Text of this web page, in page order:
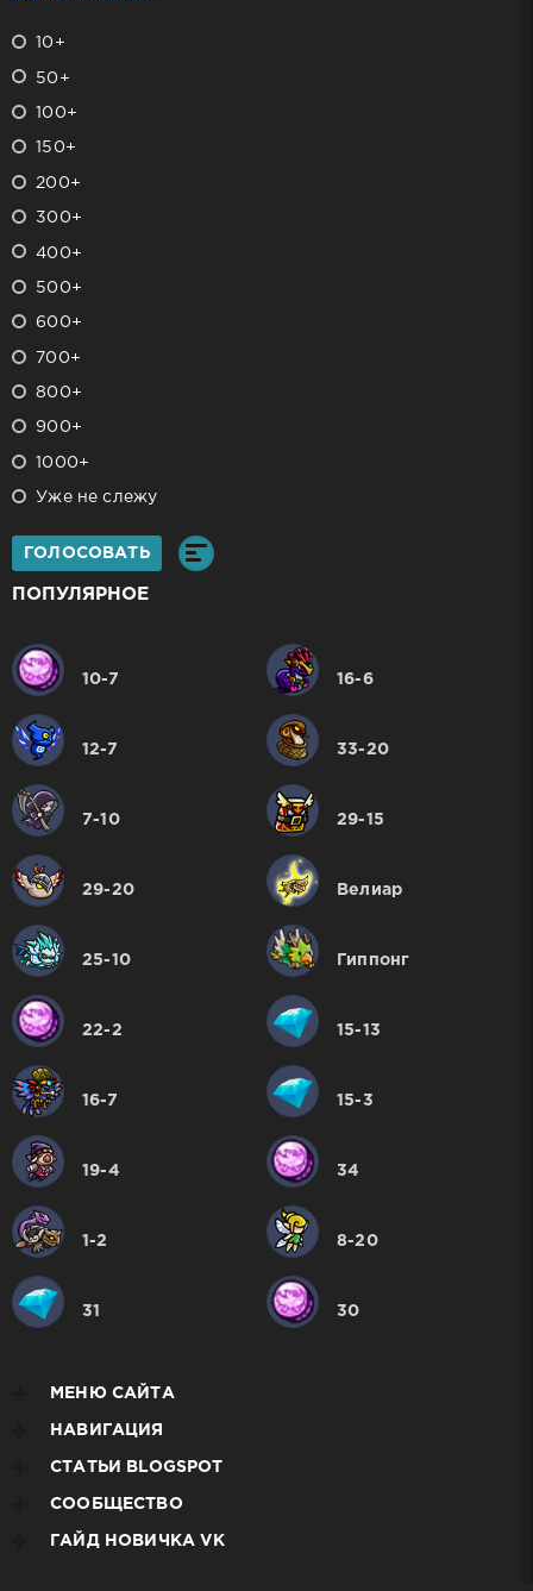
10+
50+
100+
150+
200+
300+
400+
500+
600+
700+
800+
900+
1000+
Уже не слежу
ГОЛОСОВАТЬ
ПОПУЛЯРНОЕ
10-7 16-6
12-7 33-20
7-10 29-15
29-20 Велиар
25-10 Гиппонг
22-2 15-13
16-7 15-3
19-4 34
1-2 8-20
31 30
МЕНЮ САЙТА
НАВИГАЦИЯ
СТАТЬИ BLOGSPOT
СООБЩЕСТВО
ГАЙД НОВИЧКА VK